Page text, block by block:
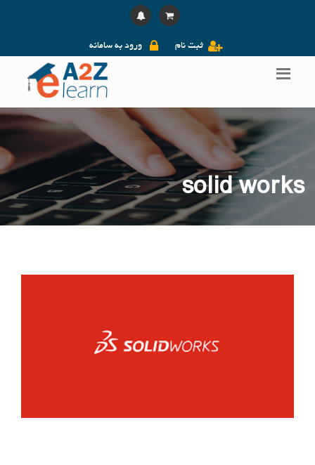
ورود به سامانه ثبت نام
solid works